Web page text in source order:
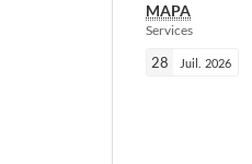
MAPA
Services
28 Juil. 2026